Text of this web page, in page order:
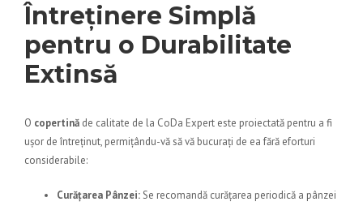
Întreținere Simplă
pentru o Durabilitate
Extinsă
O copertină de calitate de la CoDa Expert este proiectată pentru a fi
ușor de întreținut, permițându-vă să vă bucurați de ea fără eforturi
considerabile:
Curățarea Pânzei:Se recomandă curățarea periodică a pânzei